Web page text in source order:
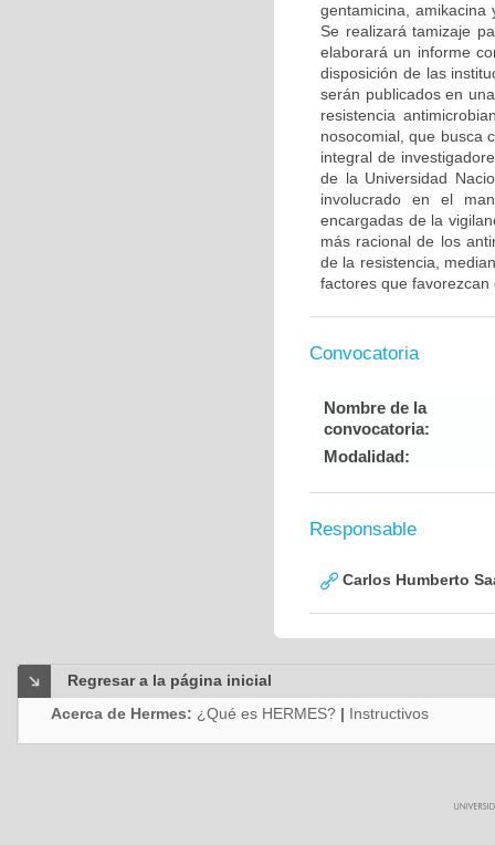
gentamicina,
Se realizará tamizaje
elaborará un informe
disposición de las
serán publicados en
resistencia
nosocomial, que busca
integral de
de la Universidad
involucrado en el
encargadas de la
más racional de los
de la resistencia,
factores que
Convocatoria
Nombre de la
convocatoria:
Modalidad:
Responsable
Carlos Humberto
Regresar a la página inicial
Acerca de Hermes: ¿Qué es HERMES? | Instructivos